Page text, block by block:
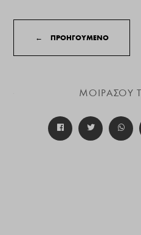
← ΠΡΟΗΓΟΥΜΕΝΟ
ΜΟΙΡΑΣΟΥ